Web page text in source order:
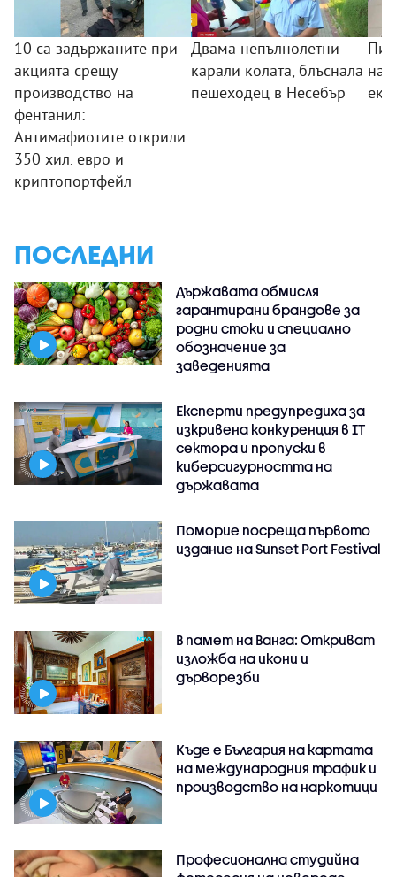
10 са задържаните при
акцията срещу
производство на
фентанил:
Антимафиотите открили
350 хил. евро и
криптопортфейл
Двама непълнолетни
карали колата, блъснала
пешеходец в Несебър
ПОСЛЕДНИ
Държавата обмисля
гарантирани брандове за
родни стоки и специално
обозначение за
заведенията
Експерти предупредиха за
изкривена конкуренция в IT
сектора и пропуски в
киберсигурността на
държавата
Поморие посреща първото
издание на Sunset Port Festival
В памет на Ванга: Откриват
изложба на икони и
дърворезби
Къде е България на картата
на международния трафик и
производство на наркотици
Професионална студийна